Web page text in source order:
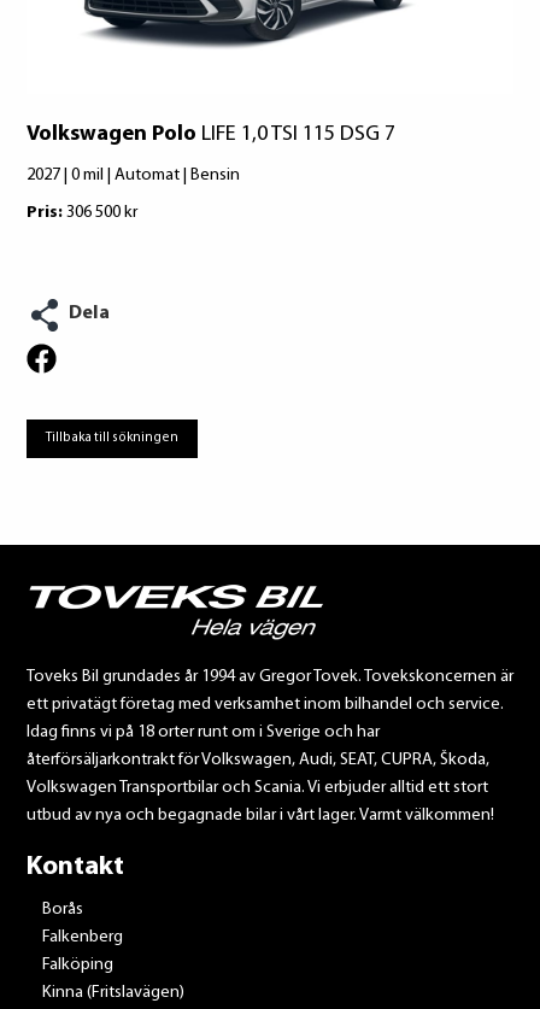
Bridgestonekonsumentverket.se
Volkswagen Polo LIFE 1,0 TSI 115 DSG 7
2027 | 0 mil | Automat | Bensin
Pris: 306 500 kr
Dela
Tillbaka till sökningen
Toveks Bil grundades år 1994 av Gregor Tovek. Tovekskoncernen är
ett privatägt företag med verksamhet inom bilhandel och service.
Idag finns vi på 18 orter runt om i Sverige och har
återförsäljarkontrakt för Volkswagen, Audi, SEAT, CUPRA, Škoda,
Volkswagen Transportbilar och Scania. Vi erbjuder alltid ett stort
utbud av nya och begagnade bilar i vårt lager. Varmt välkommen!
Kontakt
Borås
Falkenberg
Falköping
Kinna (Fritslavägen)